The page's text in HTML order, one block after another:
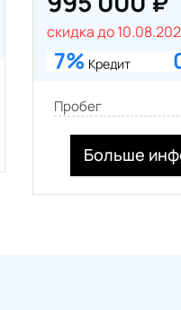
скидка до
7% Кредит
Пробег
Больше